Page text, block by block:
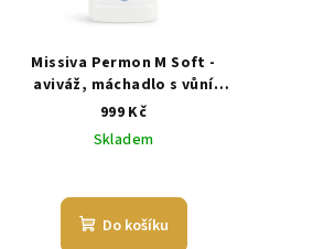
Missiva Permon M Soft -
aviváž, máchadlo s vůní
květin a nádechem moře - 5
999 Kč
Skladem
Do košíku